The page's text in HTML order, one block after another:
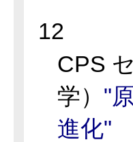
12
CPS
学） "
進化"